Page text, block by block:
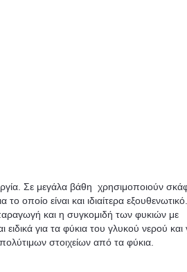
Σε μεγάλα βάθη χρησιμοποιούν
οποίο είναι και ιδιαίτερα εξουθενωτικό.
και η συγκομιδή των φυκιών με
ειδικά για τα φύκια του γλυκού νερού και
στοιχείων από τα φύκια.